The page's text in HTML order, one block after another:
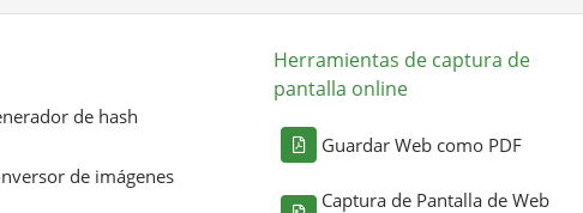
de hash
de imágenes
Herramientas de captura de
pantalla online
Guardar Web como PDF
Captura de Pantalla de Web